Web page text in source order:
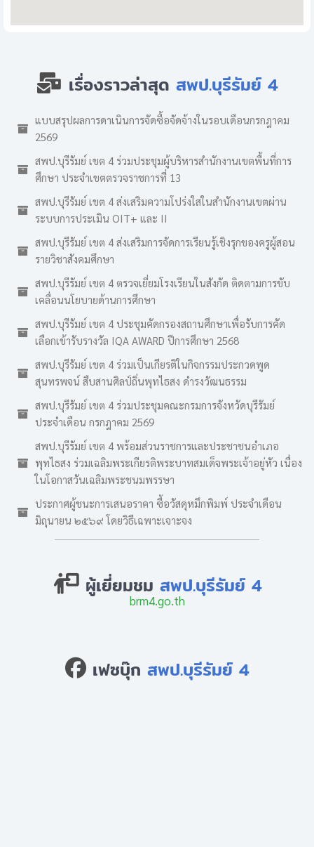
เรื่องราวล่าสุด สพป.บุรีรัมย์ 4
แบบสรุปผลการดาเนินการจัดซื้อจัดจ้างในรอบเดือนกรกฎาคม
2569
สพป.บุรีรัมย์ เขต 4 ร่วมประชุมผู้บริหารสำนักงานเขตพื้นที่การ
ศึกษา ประจำเขตตรวจราชการที่ 13
สพป.บุรีรัมย์ เขต 4 ส่งเสริมความโปร่งใสในสำนักงานเขตผ่าน
ระบบการประเมิน OIT+ และ II
สพป.บุรีรัมย์ เขต 4 ส่งเสริมการจัดการเรียนรู้เชิงรุกของครูผู้สอน
รายวิชาสังคมศึกษา
สพป.บุรีรัมย์ เขต 4 ตรวจเยี่ยมโรงเรียนในสังกัด ติดตามการขับ
เคลื่อนนโยบายด้านการศึกษา
สพป.บุรีรัมย์ เขต 4 ประชุมคัดกรองสถานศึกษาเพื่อรับการคัด
เลือกเข้ารับรางวัล IQA AWARD ปีการศึกษา 2568
สพป.บุรีรัมย์ เขต 4 ร่วมเป็นเกียรติในกิจกรรมประกวดพูด
สุนทรพจน์ สืบสานศิลป์ถิ่นพุทไธสง ดำรงวัฒนธรรม
สพป.บุรีรัมย์ เขต 4 ร่วมประชุมคณะกรมการจังหวัดบุรีรัมย์
ประจำเดือน กรกฎาคม 2569
สพป.บุรีรัมย์ เขต 4 พร้อมส่วนราชการและประชาชนอำเภอ
พุทไธสง ร่วมเฉลิมพระเกียรติพระบาทสมเด็จพระเจ้าอยู่หัว เนื่อง
ในโอกาสวันเฉลิมพระชนมพรรษา
ประกาศผู้ชนะการเสนอราคา ซื้อวัสดุหมึกพิมพ์ ประจำเดือน
มิถุนายน ๒๕๖๙ โดยวิธีเฉพาะเจาะจง
ผู้เยี่ยมชม สพป.บุรีรัมย์ 4
brm4.go.th
เฟซบุ๊ก สพป.บุรีรัมย์ 4